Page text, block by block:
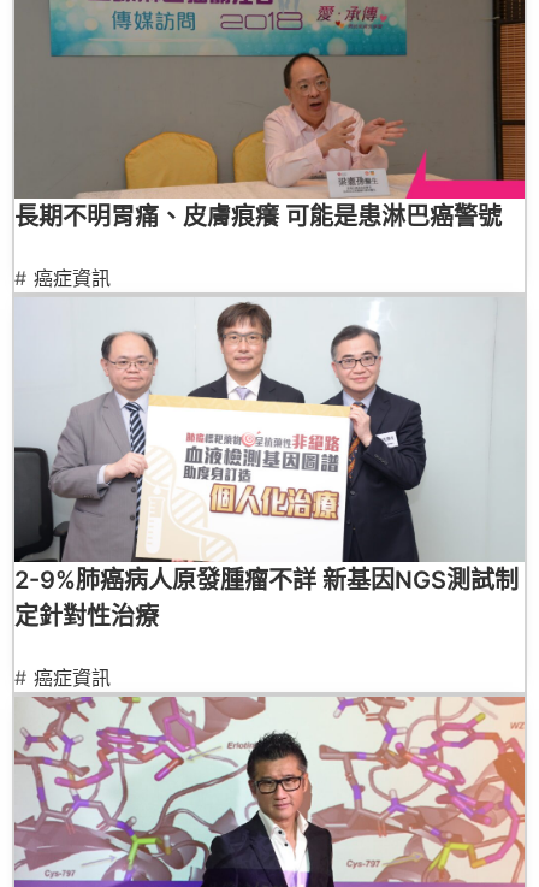
長期不明胃痛、皮膚痕癢 可能是患淋巴癌警號
# 癌症資訊
2-9%肺癌病人原發腫瘤不詳 新基因NGS測試制
定針對性治療
# 癌症資訊